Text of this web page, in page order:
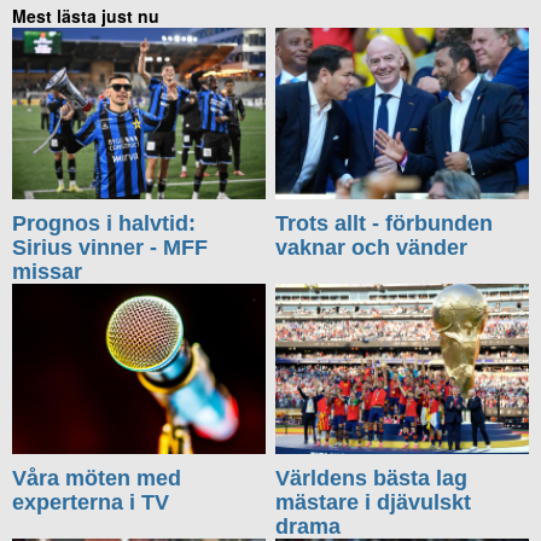
Mest lästa just nu
Prognos i halvtid:
Sirius vinner - MFF
missar
Trots allt - förbunden
vaknar och vänder
Våra möten med
experterna i TV
Världens bästa lag
mästare i djävulskt
drama